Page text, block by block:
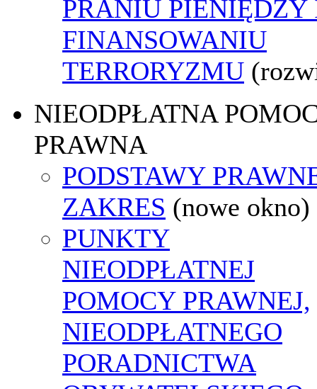
PRANIU PIENIĘDZY
FINANSOWANIU
TERRORYZMU
NIEODPŁATNA
PRAWNA
PODSTAWY
ZAKRES (nowe okno)
PUNKTY
NIEODPŁATNEJ
POMOCY PRAWNEJ,
NIEODPŁATNEGO
PORADNICTWA